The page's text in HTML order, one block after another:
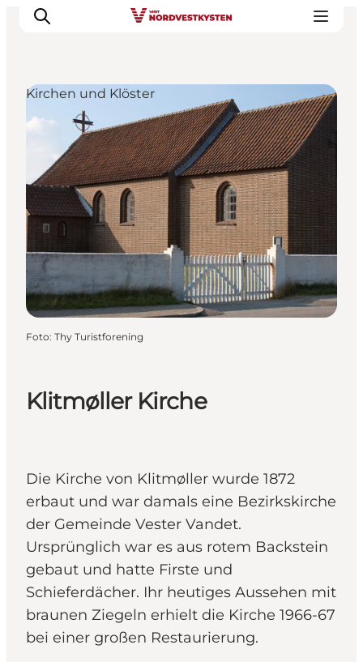
Urlaubsorte
Inspiration
Events
Unterkunft
Mach deine Urlaubsplanung
Klitmøller Kirche
Die Kirche von Klitmøller wurde 1872
erbaut und war damals eine Bezirkskirche
der Gemeinde Vester Vandet.
Ursprünglich war es aus rotem Backstein
gebaut und hatte Firste und
Schieferdächer. Ihr heutiges Aussehen mit
braunen Ziegeln erhielt die Kirche 1966-67
bei einer großen Restaurierung.
Kirchen und Klöster
Foto: Thy Turistforening